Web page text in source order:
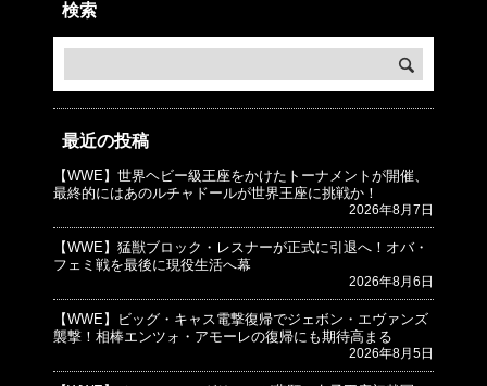
検索
最近の投稿
【WWE】世界ヘビー級王座をかけたトーナメントが開催、
最終的にはあのルチャドールが世界王座に挑戦か！
2026年8月7日
【WWE】猛獣ブロック・レスナーが正式に引退へ！オバ・
フェミ戦を最後に現役生活へ幕
2026年8月6日
【WWE】ビッグ・キャス電撃復帰でジェボン・エヴァンズ
襲撃！相棒エンツォ・アモーレの復帰にも期待高まる
2026年8月5日
© プロレスJunkie ～WWEの最新情報 USA～